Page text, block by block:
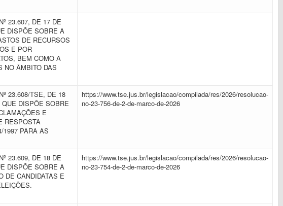
23.607, DE 17 DE
DISPÕE SOBRE A
DE RECURSOS
E POR
BEM COMO A
NO ÂMBITO DAS
23.608/TSE, DE 18
DISPÕE SOBRE
E
RESPOSTA
1997 PARA AS
https://www.tse.jus.br/legislacao/compilada/res/2026/resolucao-
no-23-756-de-2-de-marco-de-2026
23.609, DE 18 DE
DISPÕE SOBRE A
DE CANDIDATAS E
https://www.tse.jus.br/legislacao/compilada/res/2026/resolucao-
no-23-754-de-2-de-marco-de-2026